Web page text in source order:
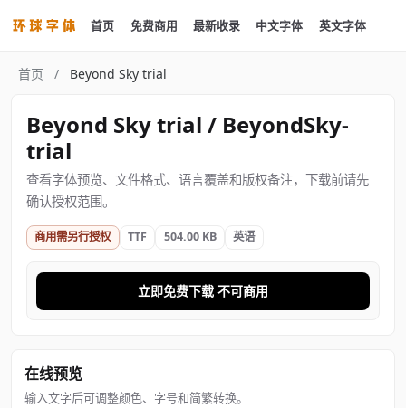
首页 免费商用 最新收录 中文字体 英文字体
首页 / Beyond Sky trial
Beyond Sky trial / BeyondSky-
trial
查看字体预览、文件格式、语言覆盖和版权备注，下载前请先
确认授权范围。
商用需另行授权 TTF 504.00 KB 英语
立即免费下载 不可商用
在线预览
输入文字后可调整颜色、字号和简繁转换。